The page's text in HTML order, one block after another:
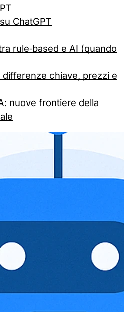
ChatGPT
rule‑based e AI (quando
differenze chiave, prezzi e
nuove frontiere della